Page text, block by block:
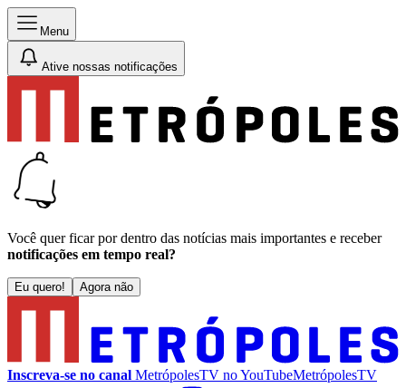
Menu
Ative nossas notificações
Você quer ficar por dentro das notícias mais importantes e receber
notificações em tempo real?
Eu quero! Agora não
Inscreva-se no canal MetrópolesTV noYouTubeMetrópolesTV